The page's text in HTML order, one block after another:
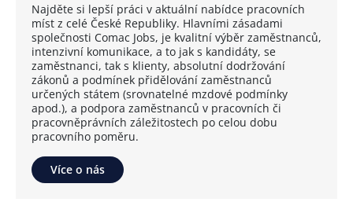
Najděte si lepší práci v aktuální nabídce pracovních
míst z celé České Republiky. Hlavními zásadami
společnosti Comac Jobs, je kvalitní výběr zaměstnanců,
intenzivní komunikace, a to jak s kandidáty, se
zaměstnanci, tak s klienty, absolutní dodržování
zákonů a podmínek přidělování zaměstnanců
určených státem (srovnatelné mzdové podmínky
apod.), a podpora zaměstnanců v pracovních či
pracovněprávních záležitostech po celou dobu
pracovního poměru.
Více o nás